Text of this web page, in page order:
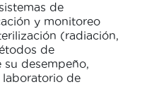
de
y monitoreo
(radiación,
de
su desempeño,
laboratorio de